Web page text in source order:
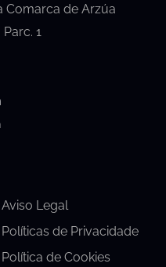
Comarca de Arzúa
1
Aviso Legal
Políticas de Privacidade
Política de Cookies